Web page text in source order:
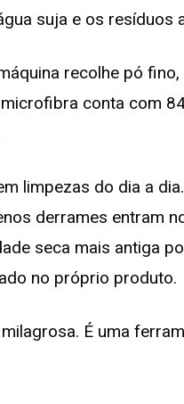
suja e os resíduos
recolhe pó
conta com
limpezas do dia a
derrames entram
seca mais antiga
no próprio produto.
É uma